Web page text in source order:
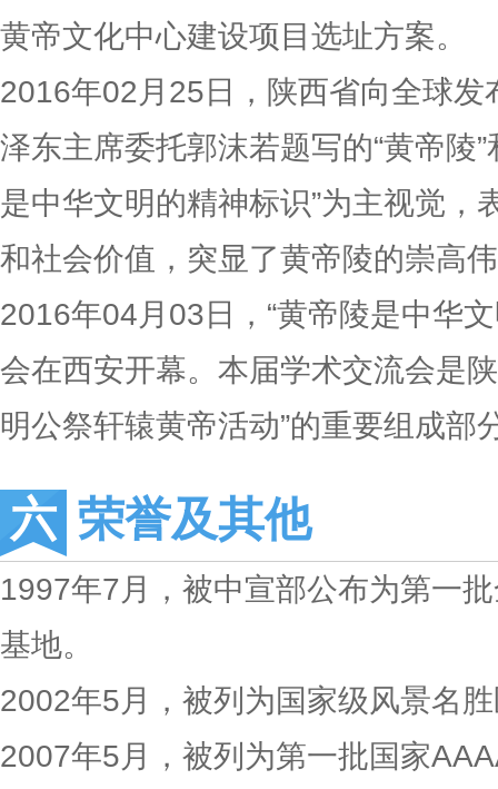
黄帝文化中心建设项目选址方案。
2016年02月25日，陕西省向全球发
泽东主席委托郭沫若题写的“黄帝陵
是中华文明的精神标识”为主视觉，
和社会价值，突显了黄帝陵的崇高
2016年04月03日，“黄帝陵是中华
会在西安开幕。本届学术交流会是
明公祭轩辕黄帝活动”的重要组成部
荣誉及其他
1997年7月，被中宣部公布为第一
基地。
2002年5月，被列为国家级风景名
2007年5月，被列为第一批国家